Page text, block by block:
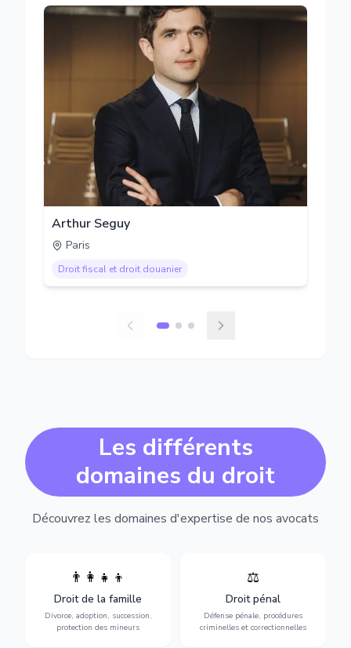
Arthur Seguy
Paris
Droit fiscal et droit douanier
Les différents
domaines du droit
Découvrez les domaines d'expertise de nos avocats
👨‍👩‍👧‍👦
Droit de la famille
Divorce, adoption, succession,
protection des mineurs
Divorce, garde d'enfants,
adoption, succession et
protection des personnes
vulnérables.
⚖️
Droit pénal
Défense pénale, procédures
criminelles et correctionnelles
Expertise en matière pénale,
vue jusqu'au procès, pour
toute affaire correctionnelle
ou criminelle.